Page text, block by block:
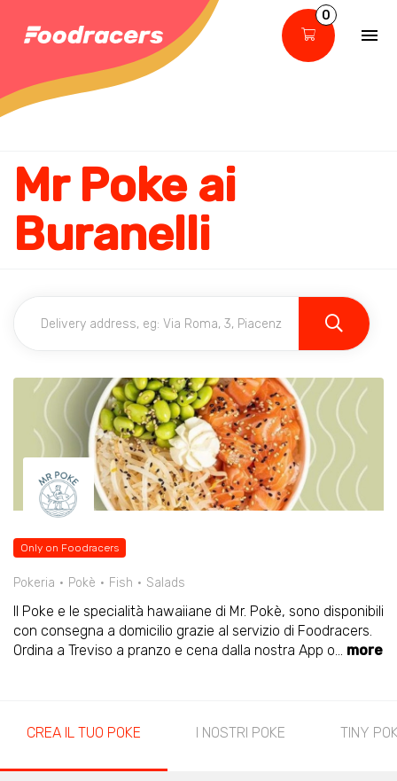
0
Mr Poke ai
Buranelli
Only on Foodracers
Pokeria Pokè Fish Salads
Il Poke e le specialità hawaiiane di Mr. Pokè, sono disponibili
con consegna a domicilio grazie al servizio di Foodracers.
Ordina a Treviso a pranzo e cena dalla nostra App o... more
CREA IL TUO POKE I NOSTRI POKE TINY